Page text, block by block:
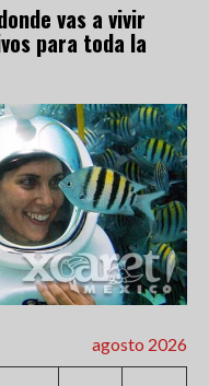
vas a vivir
para toda la
agosto 2026